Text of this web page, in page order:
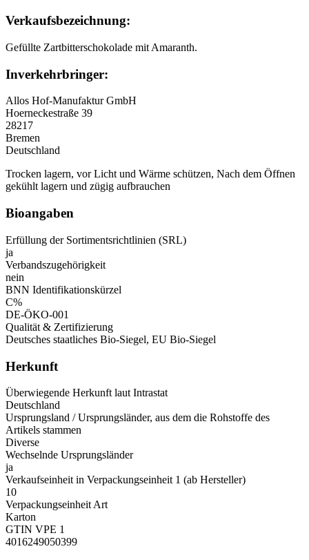
Verkaufsbezeichnung:
Gefüllte Zartbitterschokolade mit Amaranth.
Inverkehrbringer:
Allos Hof-Manufaktur GmbH
Hoerneckestraße 39
28217
Bremen
Deutschland
Trocken lagern, vor Licht und Wärme schützen, Nach dem Öffnen
gekühlt lagern und zügig aufbrauchen
Bioangaben
Erfüllung der Sortimentsrichtlinien (SRL)
ja
Verbandszugehörigkeit
nein
BNN Identifikationskürzel
C%
DE-ÖKO-001
Qualität & Zertifizierung
Deutsches staatliches Bio-Siegel, EU Bio-Siegel
Herkunft
Überwiegende Herkunft laut Intrastat
Deutschland
Ursprungsland / Ursprungsländer, aus dem die Rohstoffe des
Artikels stammen
Diverse
Wechselnde Ursprungsländer
ja
Verkaufseinheit in Verpackungseinheit 1 (ab Hersteller)
10
Verpackungseinheit Art
Karton
GTIN VPE 1
4016249050399